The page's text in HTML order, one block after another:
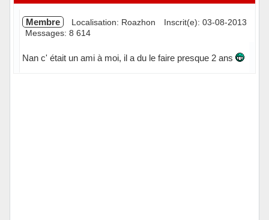
Membre Localisation: Roazhon
Inscrit(e): 03-08-2013
Messages: 8 614
Nan c' était un ami à moi, il a du le faire presque 2 ans